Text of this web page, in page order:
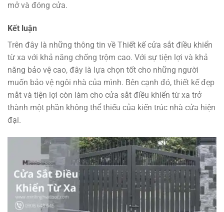
mở và đóng cửa.
Kết luận
Trên đây là những thông tin về Thiết kế cửa sắt điều khiển
từ xa với khả năng chống trộm cao. Với sự tiện lợi và khả
năng bảo vệ cao, đây là lựa chọn tốt cho những người
muốn bảo vệ ngôi nhà của mình. Bên cạnh đó, thiết kế đẹp
mắt và tiện lợi còn làm cho cửa sắt điều khiển từ xa trở
thành một phần không thể thiếu của kiến trúc nhà cửa hiện
đại.